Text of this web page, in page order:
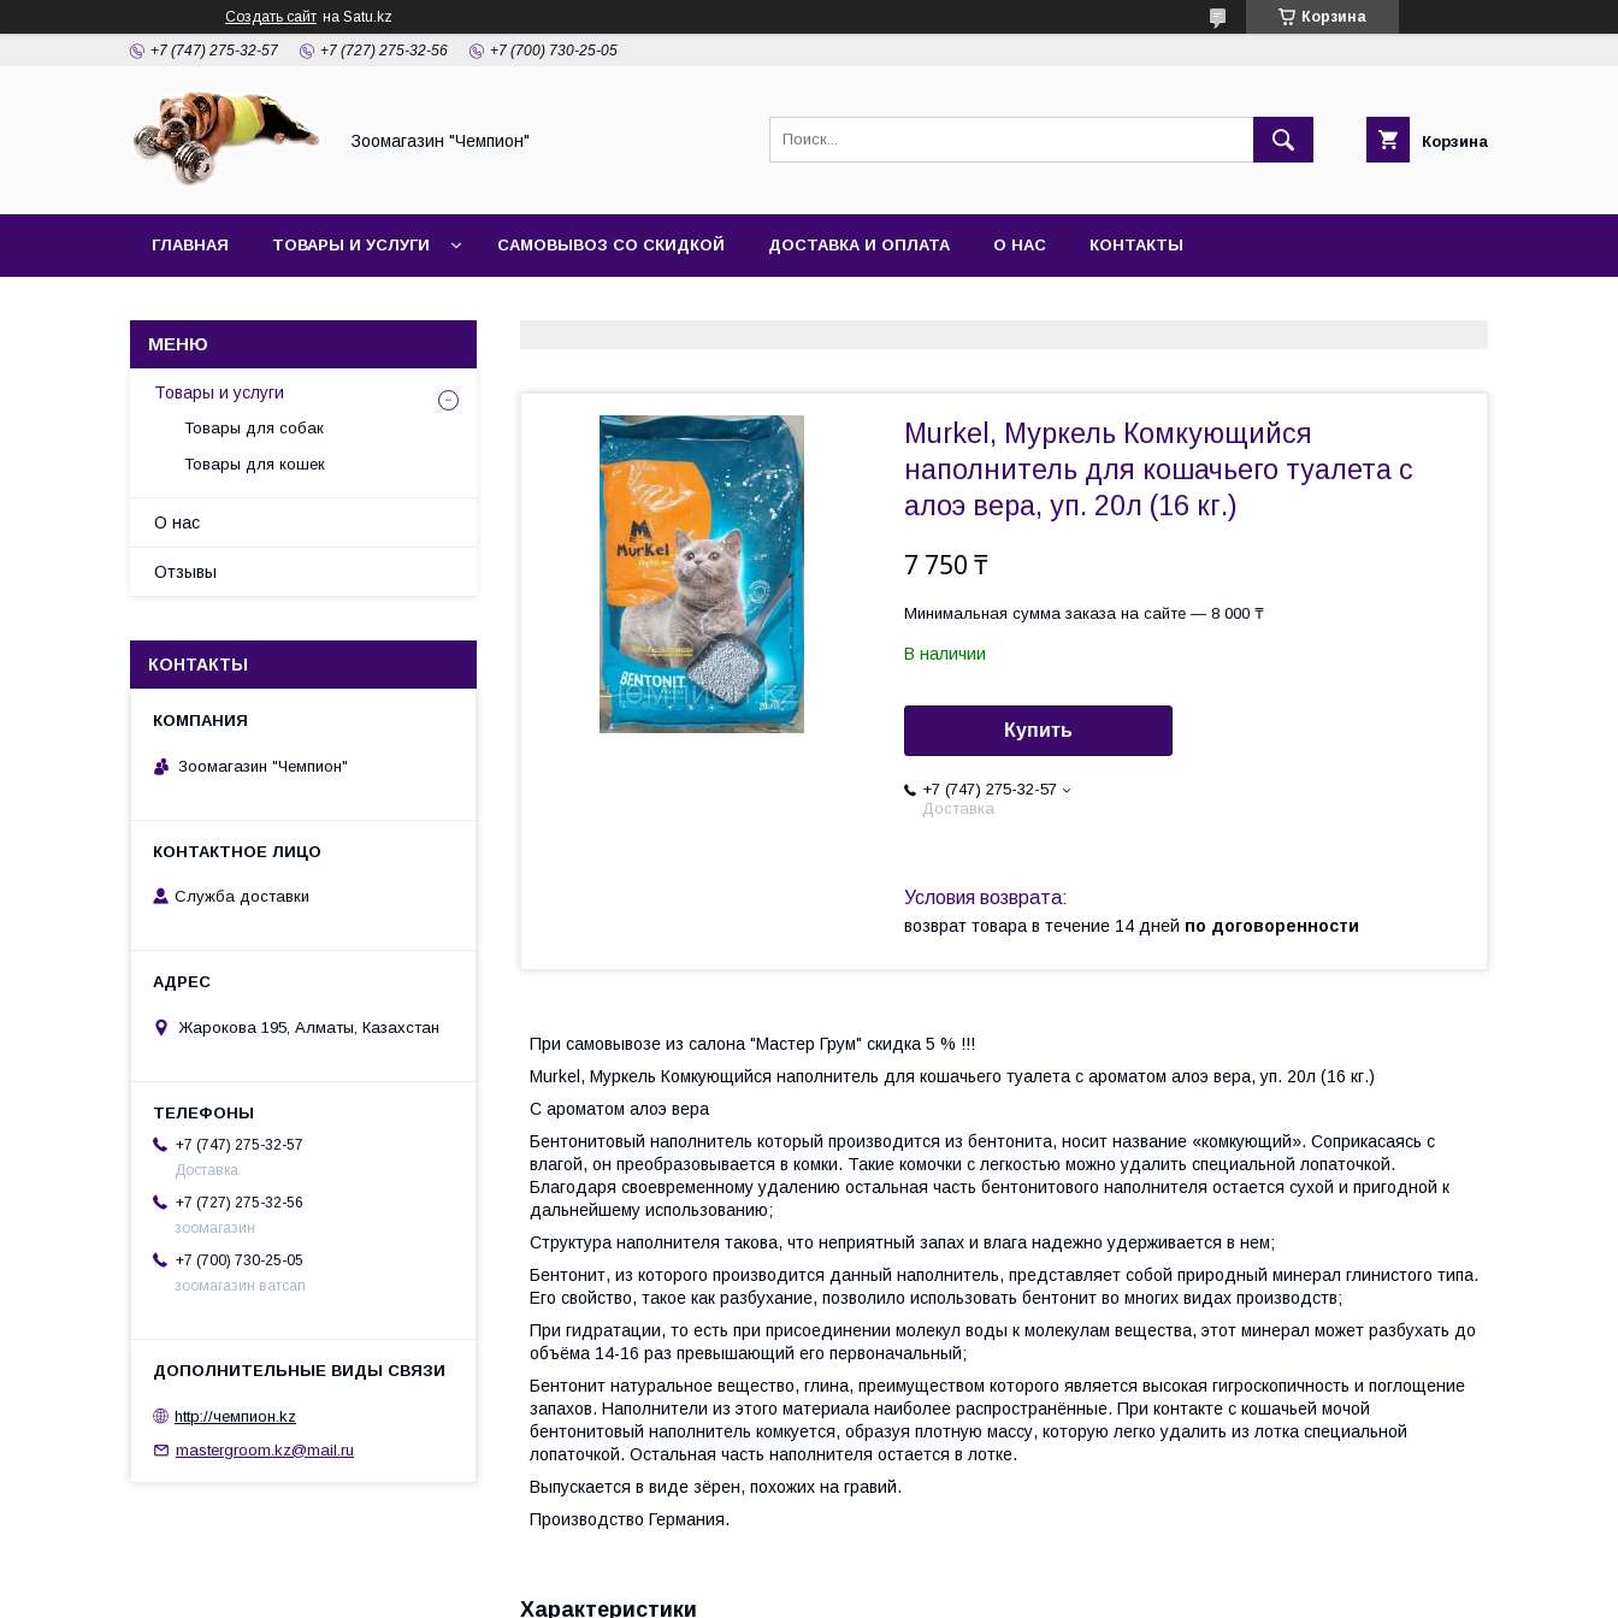
Создать сайт на Satu.kz Корзина
+7 (747) 275-32-57 +7 (727) 275-32-56 +7 (700) 730-25-05
Зоомагазин "Чемпион" Корзина
ГЛАВНАЯ ТОВАРЫ И УСЛУГИ САМОВЫВОЗ СО СКИДКОЙ ДОСТАВКА И ОПЛАТА О НАС КОНТАКТЫ
Murkel, Муркель Комкующийся
наполнитель для кошачьего туалета с
алоэ вера, уп. 20л (16 кг.)
7 750 ₸
Минимальная сумма заказа на сайте — 8 000 ₸
В наличии
Купить
+7 (747) 275-32-57
Доставка
возврат товара в течение 14 дней по договоренности
При самовывозе из салона "Мастер Грум" скидка 5 % !!!
Murkel, Муркель Комкующийся наполнитель для кошачьего туалета с ароматом алоэ вера, уп. 20л (16 кг.)
С ароматом алоэ вера
Бентонитовый наполнитель который производится из бентонита, носит название «комкующий». Соприкасаясь с
влагой, он преобразовывается в комки. Такие комочки с легкостью можно удалить специальной лопаточкой.
Благодаря своевременному удалению остальная часть бентонитового наполнителя остается сухой и пригодной к
дальнейшему использованию;
Структура наполнителя такова, что неприятный запах и влага надежно удерживается в нем;
Бентонит, из которого производится данный наполнитель, представляет собой природный минерал глинистого типа.
Его свойство, такое как разбухание, позволило использовать бентонит во многих видах производств;
При гидратации, то есть при присоединении молекул воды к молекулам вещества, этот минерал может разбухать до
объёма 14-16 раз превышающий его первоначальный;
Бентонит натуральное вещество, глина, преимуществом которого является высокая гигроскопичность и поглощение
запахов. Наполнители из этого материала наиболее распространённые. При контакте с кошачьей мочой
бентонитовый наполнитель комкуется, образуя плотную массу, которую легко удалить из лотка специальной
лопаточкой. Остальная часть наполнителя остается в лотке.
Выпускается в виде зёрен, похожих на гравий.
Производство Германия.
Характеристики
Товары и услуги
Товары для собак
Товары для кошек
О нас
Отзывы
КОНТАКТЫ
Зоомагазин "Чемпион"
Служба доставки
Жарокова 195, Алматы, Казахстан
+7 (747) 275-32-57
Доставка
+7 (727) 275-32-56
зоомагазин
+7 (700) 730-25-05
зоомагазин ватсап
http://чемпион.kz
mastergroom.kz@mail.ru